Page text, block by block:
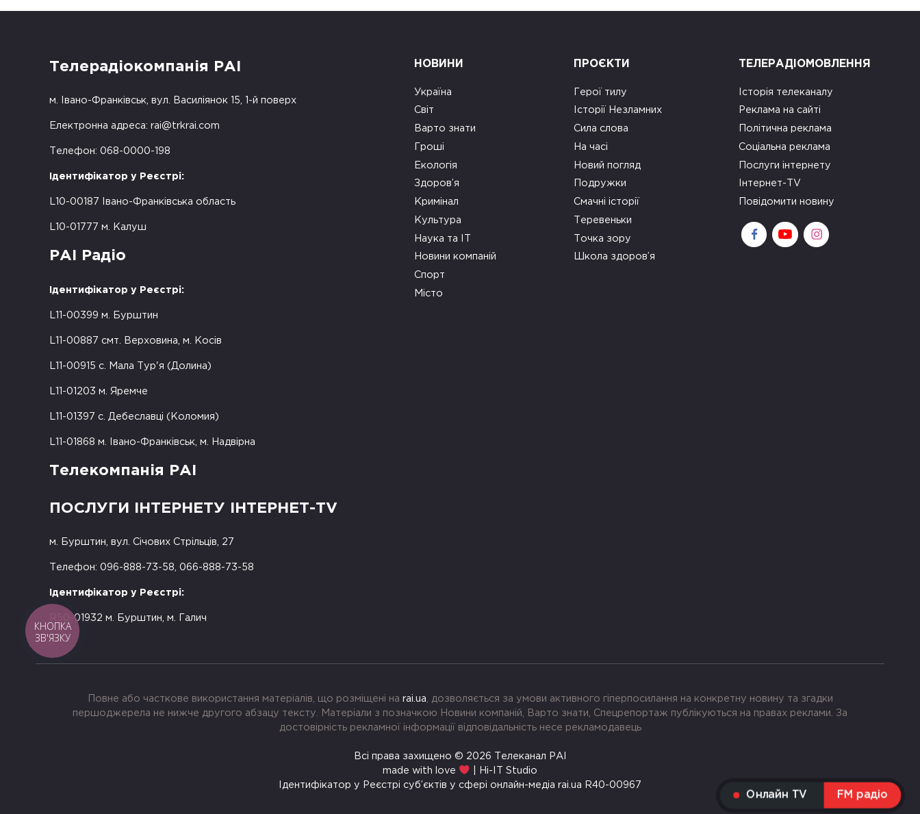
Онлайн TV FM радіо
Телерадіокомпанія РАІ
м. Івано-Франківськ, вул. Василіянок 15, 1-й поверх
Електронна адреса: rai@trkrai.com
Телефон: 068-0000-198
Ідентифікатор у Реєстрі:
L10-00187 Івано-Франківська область
L10-01777 м. Калуш
РАІ Радіо
Ідентифікатор у Реєстрі:
L11-00399 м. Бурштин
L11-00887 смт. Верховина, м. Косів
L11-00915 с. Мала Тур'я (Долина)
L11-01203 м. Яремче
L11-01397 с. Дебеславці (Коломия)
L11-01868 м. Івано-Франківськ, м. Надвірна
Телекомпанія РАІ
ПОСЛУГИ ІНТЕРНЕТУ ІНТЕРНЕТ-TV
м. Бурштин, вул. Січових Стрільців, 27
Телефон: 096-888-73-58, 066-888-73-58
Ідентифікатор у Реєстрі:
R50-01932 м. Бурштин, м. Галич
НОВИНИ
Україна
Світ
Варто знати
Гроші
Екологія
Здоров’я
Кримінал
Культура
Наука та ІТ
Новини компаній
Спорт
Місто
ПРОЄКТИ
Герої тилу
Історії Незламних
Сила слова
На часі
Новий погляд
Подружки
Смачні історії
Теревеньки
Точка зору
Школа здоров’я
ТЕЛЕРАДІОМОВЛЕННЯ
Історія телеканалу
Реклама на сайті
Політична реклама
Соціальна реклама
Послуги інтернету
Інтернет-TV
Повідомити новину
Повне або часткове використання матеріалів, що розміщені на rai.ua , дозволяється за умови активного гіперпосилання на конкретну новину та згадки
першоджерела не нижче другого абзацу тексту. Матеріали з позначкою Новини компаній, Варто знати, Спецрепортаж публікуються на правах реклами. За
достовірність рекламної інформації відповідальність несе рекламодавець
Всі права захищено © 2026 Телеканал РАІ
made with love
| Hi-IT Studio
Ідентифікатор у Реєстрі суб’єктів у сфері онлайн-медіа rai.ua R40-00967
КНОПКА
ЗВ'ЯЗКУ